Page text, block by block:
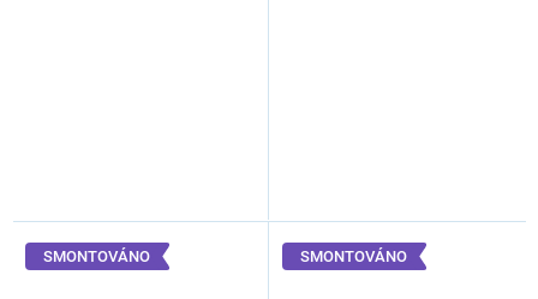
SMONTOVÁNO SMONTOVÁNO